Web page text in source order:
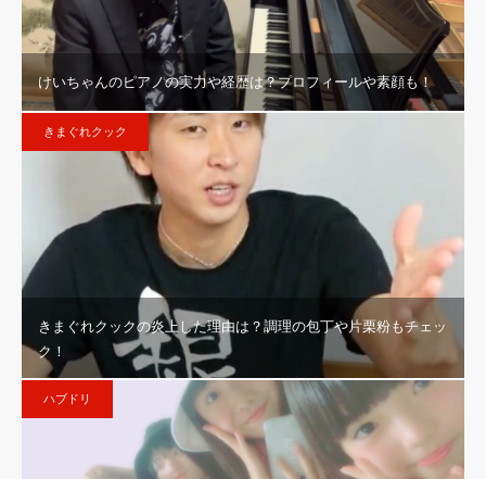
けいちゃんのピアノの実力や経歴は？プロフィールや素顔も！
きまぐれクック
きまぐれクックの炎上した理由は？調理の包丁や片栗粉もチェッ
ク！
ハブドリ